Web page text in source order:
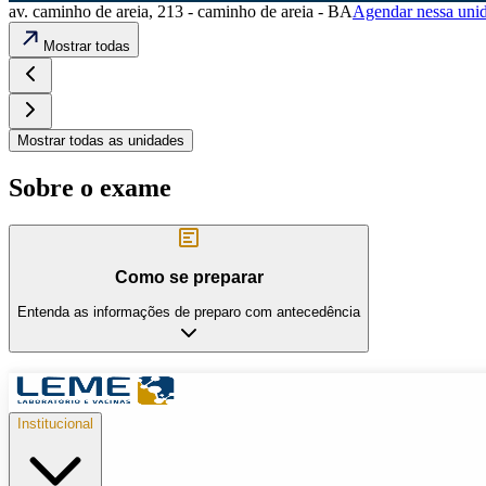
av. caminho de areia, 213 - caminho de areia - BAAgendar nessa
Mostrar todas
Mostrar todas as unidades
Sobre o exame
Como se preparar
Entenda as informações de preparo com antecedência
Institucional